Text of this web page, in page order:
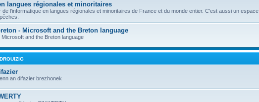
langues régionales et minoritaires
de l'informatique en langues régionales et minoritaires de France et du monde entier. C'est aussi un espace
- Microsoft and the Breton language
and the Breton language
an difazier brezhonek